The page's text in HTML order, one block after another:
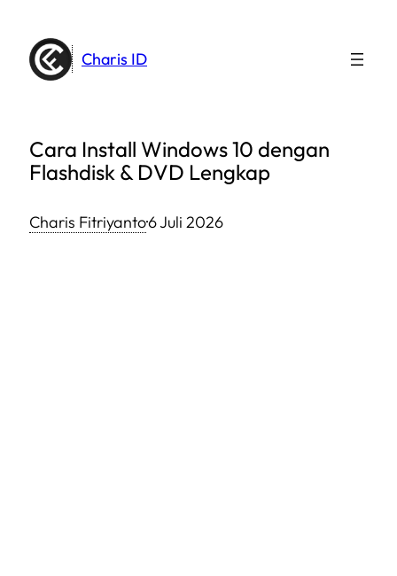
konten
Charis ID
Cara Install Windows 10 dengan
Flashdisk & DVD Lengkap
Charis Fitriyanto·6 Juli 2026